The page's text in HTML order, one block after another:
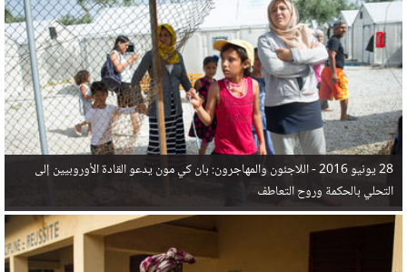
28 يونيو 2016 -
اللاجئون والمهاجرون: بان كي مون يدعو القادة الأوروبيين إلى
التحلي بالحكمة وروح التعاطف